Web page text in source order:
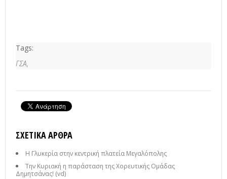
Tags:
ΓΣΑ,
ΣΧΕΤΙΚΆ ΆΡΘΡΑ
Η Γλυκερία στην κεντρική πλατεία Μεγαλόπολης
Την Κυριακή η παράσταση της Χορευτικής Ομάδας
Δημητσάνας! (vd)